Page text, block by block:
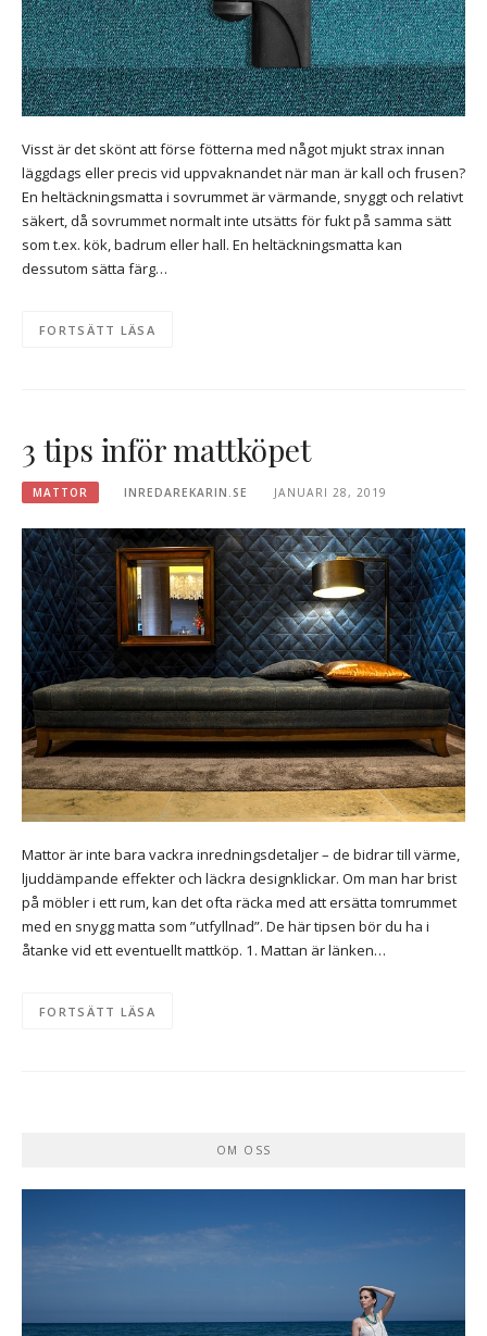
Visst är det skönt att förse fötterna med något mjukt strax innan
läggdags eller precis vid uppvaknandet när man är kall och frusen?
En heltäckningsmatta i sovrummet är värmande, snyggt och relativt
säkert, då sovrummet normalt inte utsätts för fukt på samma sätt
som t.ex. kök, badrum eller hall. En heltäckningsmatta kan
dessutom sätta färg…
FORTSÄTT LÄSA
3 tips inför mattköpet
MATTOR INREDAREKARIN.SE JANUARI 28, 2019
Mattor är inte bara vackra inredningsdetaljer – de bidrar till värme,
ljuddämpande effekter och läckra designklickar. Om man har brist
på möbler i ett rum, kan det ofta räcka med att ersätta tomrummet
med en snygg matta som ”utfyllnad”. De här tipsen bör du ha i
åtanke vid ett eventuellt mattköp. 1. Mattan är länken…
FORTSÄTT LÄSA
OM OSS